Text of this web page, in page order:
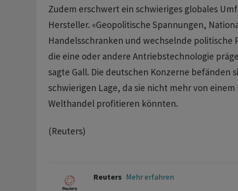
Zudem erschwert ein schwieriges globales
Hersteller. «Geopolitische Spannungen,
Handelsschranken und wechselnde politische
die eine oder andere ​Antriebstechnologie
sagte Gall. Die deutschen Konzerne befänden
schwierigen Lage, da sie nicht mehr von
Welthandel profitieren könnten.
(Reuters)
Reuters Mehr erfahren